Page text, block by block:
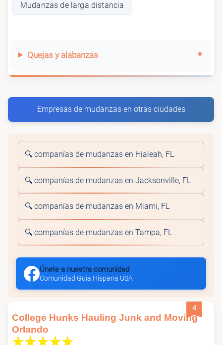
Mudanzas de larga distancia
Quejas y alabanzas
Empresas de mudanzas en otras ciudades
🔍 companías de mudanzas en Hialeah, FL
🔍 companías de mudanzas en Jacksonville, FL
🔍 companías de mudanzas en Miami, FL
🔍 companías de mudanzas en Tampa, FL
Únete a nuestra comunidad
Comunidad Guía Hispana USA
4
College Hunks Hauling Junk and Moving
Orlando